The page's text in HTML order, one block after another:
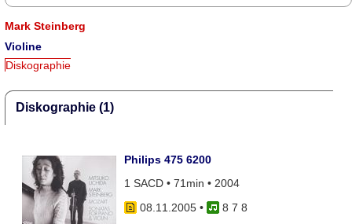
Mark Steinberg
Violine
Diskographie
Diskographie (1)
Philips 475 6200
1 SACD • 71min • 2004
08.11.2005•
8 7 8